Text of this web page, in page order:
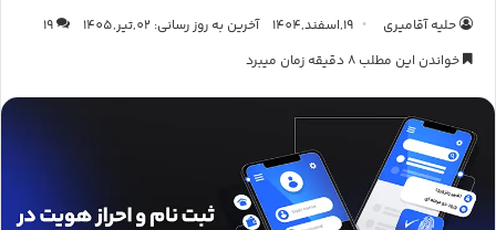
حلیه آقامیری 19,اسفند,1404 آخرین به روز رسانی: 02,تیر,1405
19
خواندن این مطلب 8 دقیقه زمان میبرد